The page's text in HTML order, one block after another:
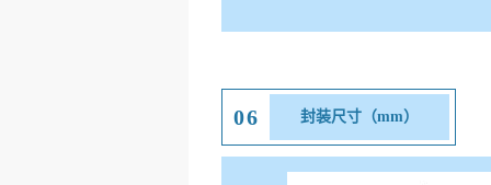
06 封装尺寸（mm）